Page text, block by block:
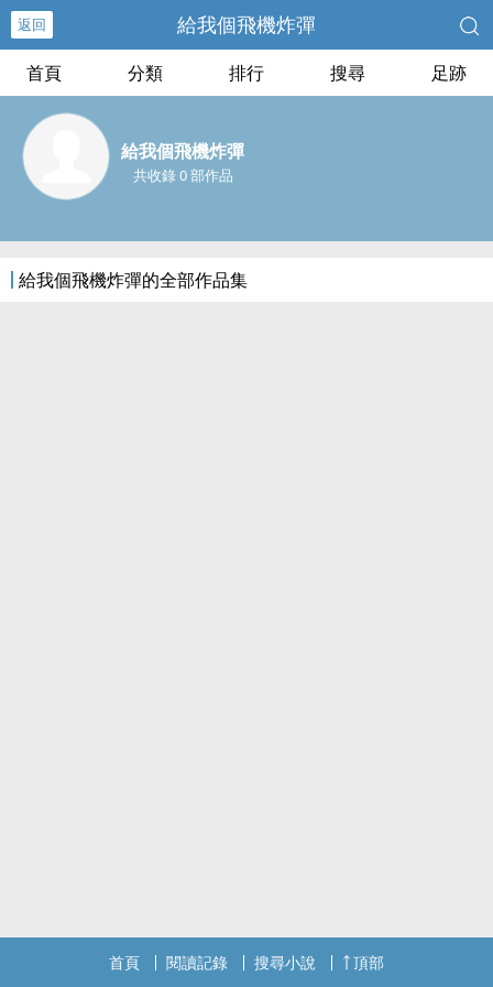
返回 給我個飛機炸彈
首頁 分類 排行 搜尋 足跡
給我個飛機炸彈
共收錄 0 部作品
給我個飛機炸彈的全部作品集
首頁 閱讀記錄 搜尋小說 頂部